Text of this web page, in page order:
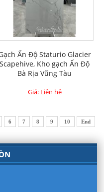
Ấn Độ Staturio Glacier
Scapehive, Kho gạch Ấn Độ
Bà Rịa Vũng Tàu
Giá: Liên hệ
6 7 8 9 10 End